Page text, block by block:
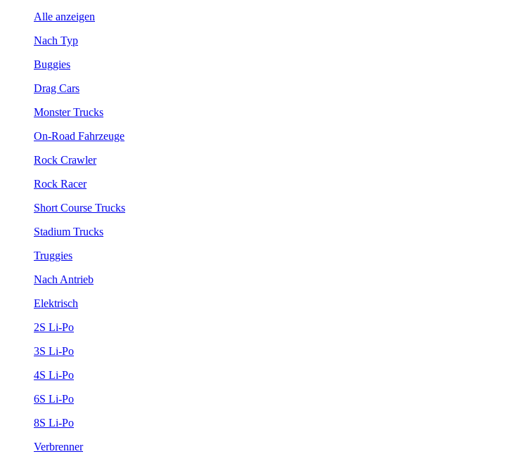
Alle anzeigen
Nach Typ
Buggies
Drag Cars
Monster Trucks
On-Road Fahrzeuge
Rock Crawler
Rock Racer
Short Course Trucks
Stadium Trucks
Truggies
Nach Antrieb
Elektrisch
2S Li-Po
3S Li-Po
4S Li-Po
6S Li-Po
8S Li-Po
Verbrenner